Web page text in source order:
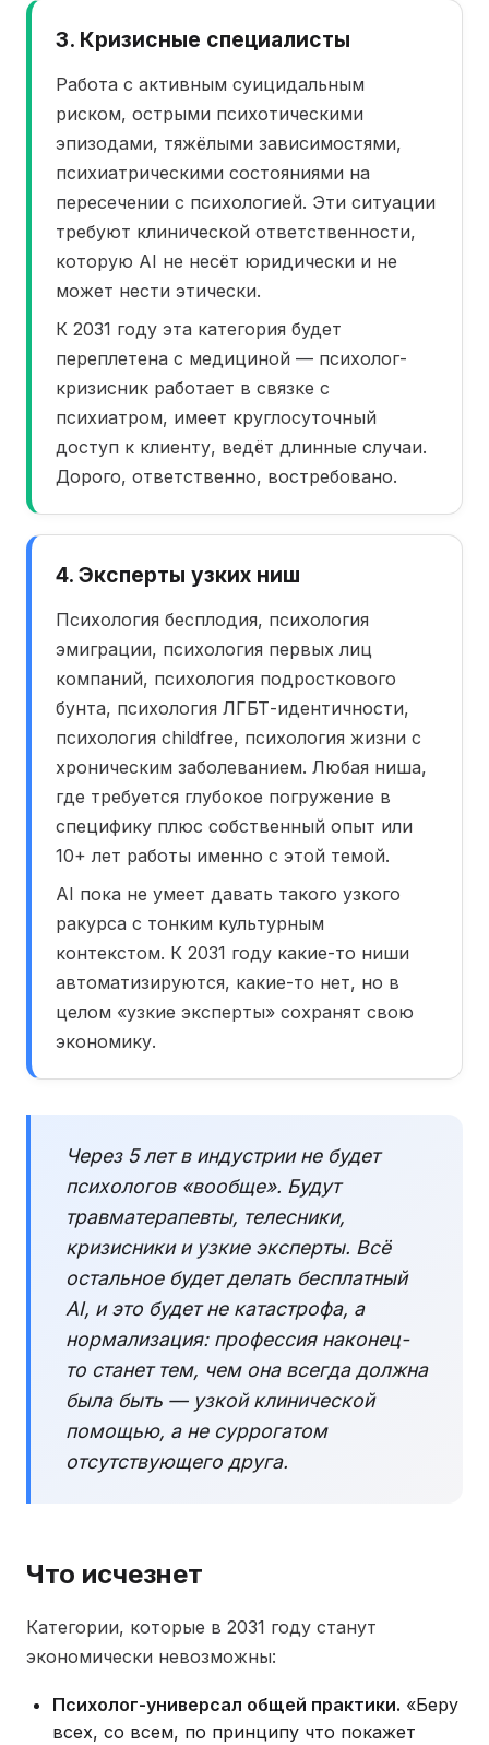
3. Кризисные специалисты
Работа с активным суицидальным
риском, острыми психотическими
эпизодами, тяжёлыми зависимостями,
психиатрическими состояниями на
пересечении с психологией. Эти ситуации
требуют клинической ответственности,
которую AI не несёт юридически и не
может нести этически.
К 2031 году эта категория будет
переплетена с медициной — психолог-
кризисник работает в связке с
психиатром, имеет круглосуточный
доступ к клиенту, ведёт длинные случаи.
Дорого, ответственно, востребовано.
4. Эксперты узких ниш
Психология бесплодия, психология
эмиграции, психология первых лиц
компаний, психология подросткового
бунта, психология ЛГБТ-идентичности,
психология childfree, психология жизни с
хроническим заболеванием. Любая ниша,
где требуется глубокое погружение в
специфику плюс собственный опыт или
10+ лет работы именно с этой темой.
AI пока не умеет давать такого узкого
ракурса с тонким культурным
контекстом. К 2031 году какие-то ниши
автоматизируются, какие-то нет, но в
целом «узкие эксперты» сохранят свою
экономику.
Через 5 лет в индустрии не будет
психологов «вообще». Будут
травматерапевты, телесники,
кризисники и узкие эксперты. Всё
остальное будет делать бесплатный
AI, и это будет не катастрофа, а
нормализация: профессия наконец-
то станет тем, чем она всегда должна
была быть — узкой клинической
помощью, а не суррогатом
отсутствующего друга.
Что исчезнет
Категории, которые в 2031 году станут
экономически невозможны:
Психолог-универсал общей практики. «Беру
всех, со всем, по принципу что покажет